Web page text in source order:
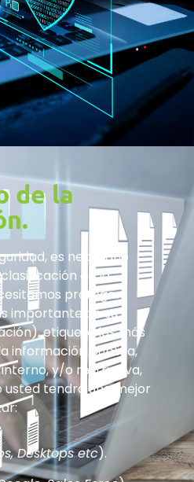
de la
es necesario
de la
proteger.
importante de su
etiquete los más
información pública,
y/o restrictiva,
tendrá una mejor
Desktops etc).